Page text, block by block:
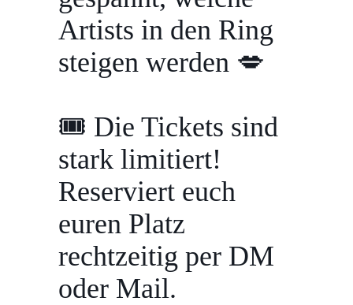
Artists in den Ring
steigen werden 💋
🎟 Die Tickets sind
stark limitiert!
Reserviert euch
euren Platz
rechtzeitig per DM
oder Mail.